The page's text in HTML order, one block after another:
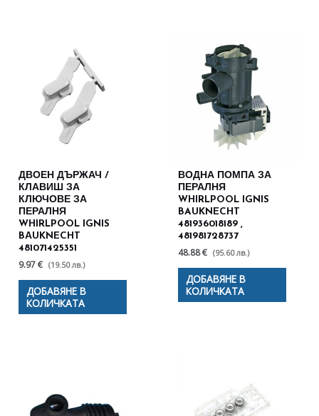
ДВОЕН ДЪРЖАЧ /
КЛАВИШ ЗА
КЛЮЧОВЕ ЗА
ПЕРАЛНЯ
WHIRLPOOL IGNIS
BАUKNECHT
481071425351
9.97 € (19.50 лв.)
ДОБАВЯНЕ В
КОЛИЧКАТА
ВОДНА ПОМПА ЗА
ПЕРАЛНЯ
WHIRLPOOL IGNIS
BAUKNECHT
481936018189 ,
481981728737
48.88 € (95.60 лв.)
ДОБАВЯНЕ В
КОЛИЧКАТА